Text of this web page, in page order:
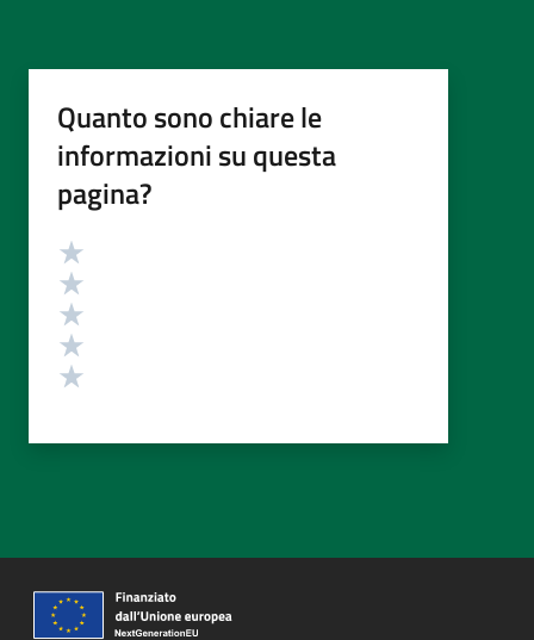
Quanto sono chiare le
informazioni su questa
pagina?
Valutazione